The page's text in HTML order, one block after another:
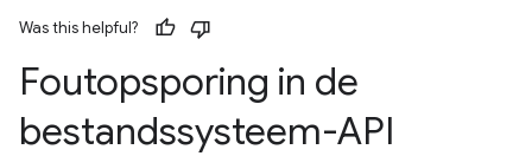
Was this helpful?
Foutopsporing in de
bestandssysteem-API